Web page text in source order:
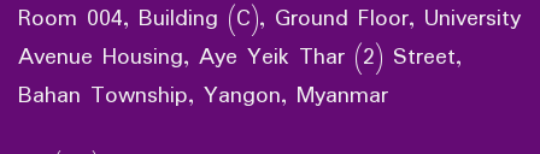
Room 004, Building (C), Ground Floor, University
Avenue Housing, Aye Yeik Thar (2) Street,
Bahan Township, Yangon, Myanmar